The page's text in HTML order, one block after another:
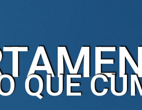
QUE